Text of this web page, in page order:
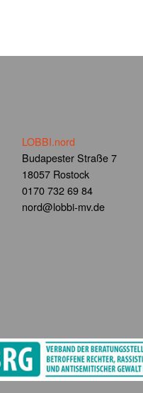
LOBBI.nord
Budapester Straße 7
18057 Rostock
0170 732 69 84
nord@lobbi-mv.de